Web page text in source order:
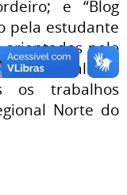
e “Blog
pela estudante
orientados pelo
ser finalistas
os trabalhos
Norte do